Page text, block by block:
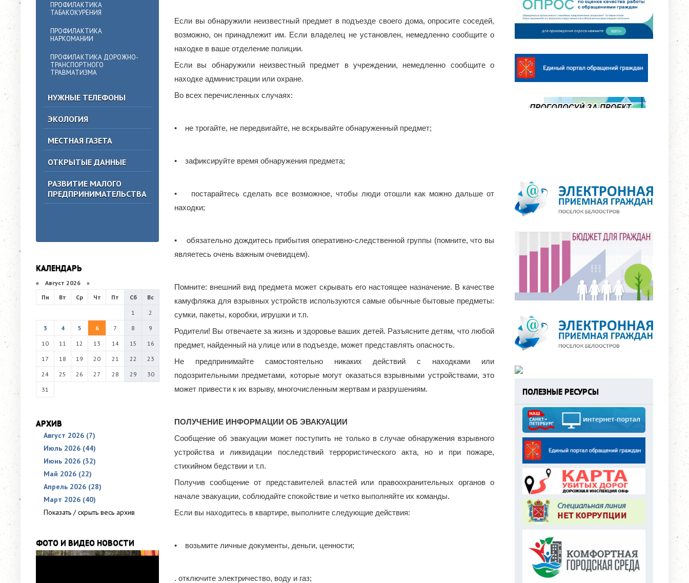
ПРОФИЛАКТИКА
ТАБАКОКУРЕНИЯ
ПРОФИЛАКТИКА
НАРКОМАНИИ
ПРОФИЛАКТИКА ДОРОЖНО-
ТРАНСПОРТНОГО
ТРАВМАТИЗМА
НУЖНЫЕ ТЕЛЕФОНЫ
ЭКОЛОГИЯ
МЕСТНАЯ ГАЗЕТА
ОТКРЫТЫЕ ДАННЫЕ
РАЗВИТИЕ МАЛОГО
ПРЕДПРИНИМАТЕЛЬСТВА
КАЛЕНДАРЬ
« Август 2026 »
Пн
Вт Ср Чт Пт Сб
Вс
1
2
3
4 5 6 7 8
9
10
11 12 13 14 15
16
17
18 19 20 21 22
23
24
25 26 27 28 29
30
31
АРХИВ
Август 2026 (7)
Июль 2026 (44)
Июнь 2026 (32)
Май 2026 (22)
Апрель 2026 (28)
Март 2026 (40)
Показать / скрыть весь архив
ФОТО И ВИДЕО НОВОСТИ
Если вы обнаружили неизвестный предмет в подъезде своего дома, опросите соседей,
возможно, он принадлежит им. Если владелец не установлен, немедленно сообщите о
находке в ваше отделение полиции.
Если вы обнаружили неизвестный предмет в учреждении, немедленно сообщите о
находке администрации или охране.
Во всех перечисленных случаях:
• не трогайте, не передвигайте, не вскрывайте обнаруженный предмет;
• зафиксируйте время обнаружения предмета;
• постарайтесь сделать все возможное, чтобы люди отошли как можно дальше от
находки;
• обязательно дождитесь прибытия оперативно-следственной группы (помните, что вы
являетесь очень важным очевидцем).
Помните: внешний вид предмета может скрывать его настоящее назначение. В качестве
камуфляжа для взрывных устройств используются самые обычные бытовые предметы:
сумки, пакеты, коробки, игрушки и т.п.
Родители! Вы отвечаете за жизнь и здоровье ваших детей. Разъясните детям, что любой
предмет, найденный на улице или в подъезде, может представлять опасность.
Не предпринимайте самостоятельно никаких действий с находками или
подозрительными предметами, которые могут оказаться взрывными устройствами, это
может привести к их взрыву, многочисленным жертвам и разрушениям.
ПОЛУЧЕНИЕ ИНФОРМАЦИИ ОБ ЭВАКУАЦИИ
Сообщение об эвакуации может поступить не только в случае обнаружения взрывного
устройства и ликвидации последствий террористического акта, но и при пожаре,
стихийном бедствии и т.п.
Получив сообщение от представителей властей или правоохранительных органов о
начале эвакуации, соблюдайте спокойствие и четко выполняйте их команды.
Если вы находитесь в квартире, выполните следующие действия:
• возьмите личные документы, деньги, ценности;
. отключите электричество, воду и газ;
ПОЛЕЗНЫЕ РЕСУРСЫ